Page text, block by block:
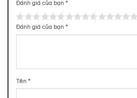
Mùi hương của Dark Door Intense
NHỮNG NOTE HƯƠNG
40 (18,96%) 35
Đánh giá của bạn *
Đánh giá của bạn *
Tên *